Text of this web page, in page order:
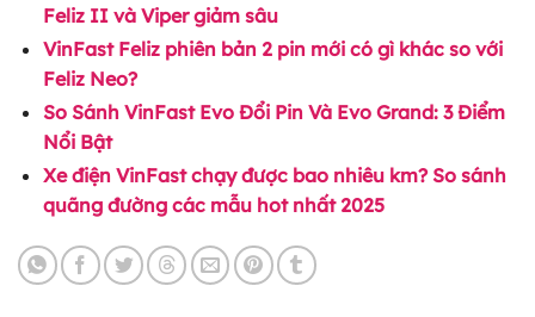
Feliz II và Viper giảm sâu
VinFast Feliz phiên bản 2 pin mới có gì khác so với
Feliz Neo?
So Sánh VinFast Evo Đổi Pin Và Evo Grand: 3 Điểm
Nổi Bật
Xe điện VinFast chạy được bao nhiêu km? So sánh
quãng đường các mẫu hot nhất 2025